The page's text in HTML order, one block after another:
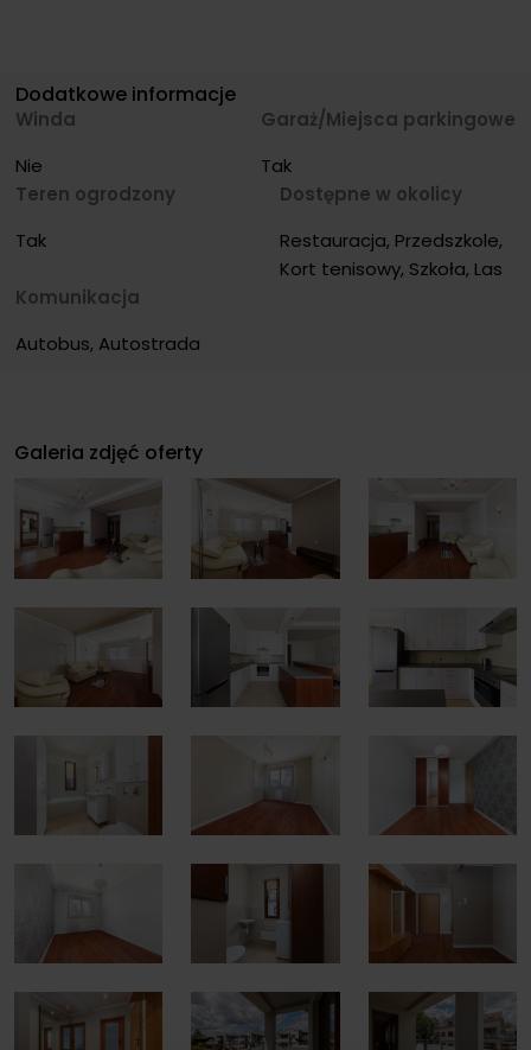
Dodatkowe informacje
Winda
Nie
Garaż/Miejsca parkingowe
Tak
Teren ogrodzony
Tak
Dostępne w okolicy
Restauracja, Przedszkole,
Kort tenisowy, Szkoła, Las
Komunikacja
Autobus, Autostrada
Galeria zdjęć oferty